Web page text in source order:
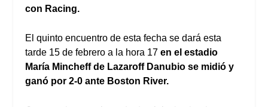
con Racing.
El quinto encuentro de esta fecha se dará esta
tarde 15 de febrero a la hora 17en el estadio
María Mincheff de Lazaroff Danubio se midió y
ganó por 2-0 ante Boston River.